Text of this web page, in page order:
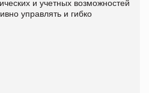
и учетных возможностей
управлять и гибко